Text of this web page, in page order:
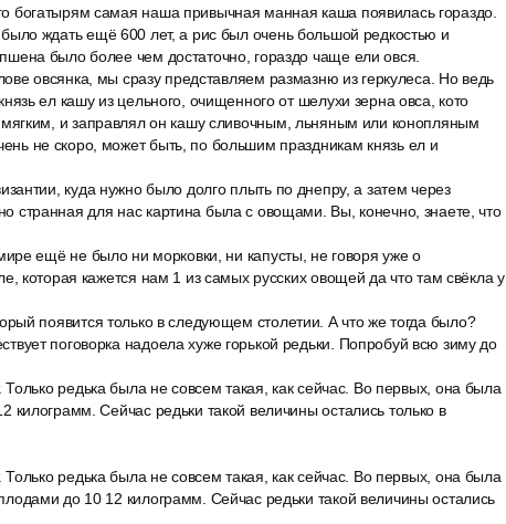
богатырям самая наша привычная манная каша появилась гораздо.
ждать ещё 600 лет, а рис был очень большой редкостью и
было более чем достаточно, гораздо чаще ели овся.
овсянка, мы сразу представляем размазню из геркулеса. Но ведь
ел кашу из цельного, очищенного от шелухи зерна овса, кото
и заправлял он кашу сливочным, льняным или конопляным
не скоро, может быть, по большим праздникам князь ел и
куда нужно было долго плыть по днепру, а затем через
странная для нас картина была с овощами. Вы, конечно, знаете, что
ещё не было ни морковки, ни капусты, не говоря уже о
которая кажется нам 1 из самых русских овощей да что там свёкла у
появится только в следующем столетии. А что же тогда было?
поговорка надоела хуже горькой редьки. Попробуй всю зиму до
Только редька была не совсем такая, как сейчас. Во первых, она была
килограмм. Сейчас редьки такой величины остались только в
Только редька была не совсем такая, как сейчас. Во первых, она была
до 10 12 килограмм. Сейчас редьки такой величины остались